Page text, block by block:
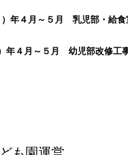
）年４月～５月 乳児部・給食
年４月～５月 幼児部改修工